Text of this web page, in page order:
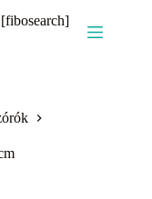
[fibosearch]